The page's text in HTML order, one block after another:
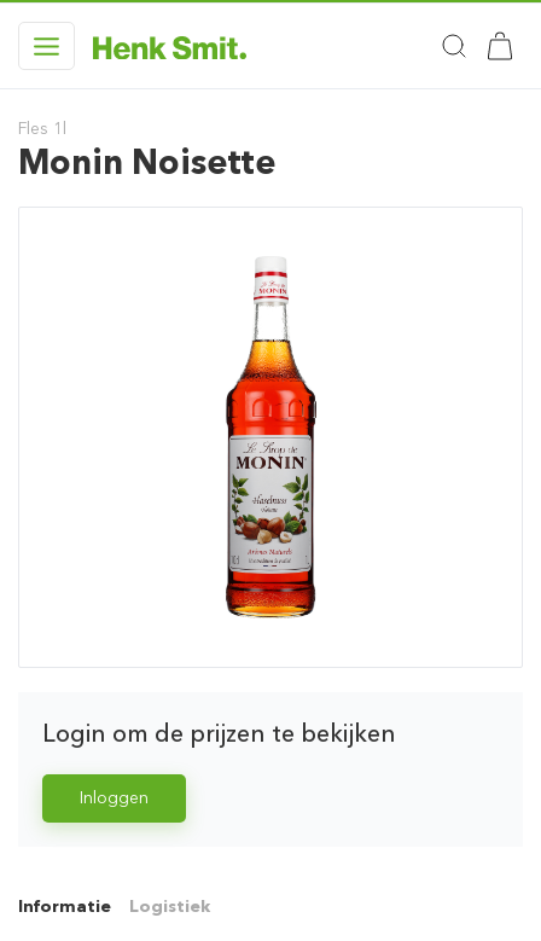
Fles 1l
Monin Noisette
Login om de prijzen te bekijken
Inloggen
Informatie Logistiek